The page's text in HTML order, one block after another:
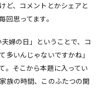
ど、コメントとかシェアと
思ってます。
婦の日」ということで、コ
多いんじゃないですかね」
。そこから本題に入ってい
族の時間、このふたつの関